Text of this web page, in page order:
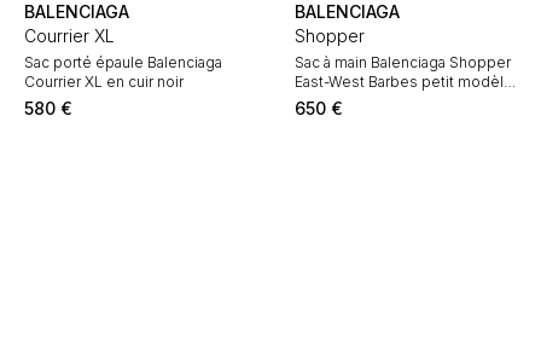
BALENCIAGA
Courrier XL
Sac porté épaule Balenciaga
Courrier XL en cuir noir
580 €
BALENCIAGA
Shopper
Sac à main Balenciaga Shopper
East-West Barbes petit modèle
en cuir bleu, rouge et jaune
650 €